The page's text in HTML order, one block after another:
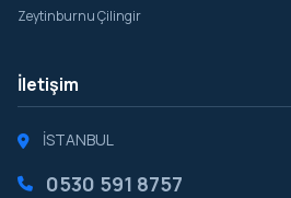
Zeytinburnu Çilingir
İletişim
İSTANBUL
0530 591 8757